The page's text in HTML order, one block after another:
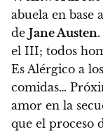
abuela en base
de Jane Austen
el III; todos
Es Alérgico a
comidas…
amor en la
que el proceso